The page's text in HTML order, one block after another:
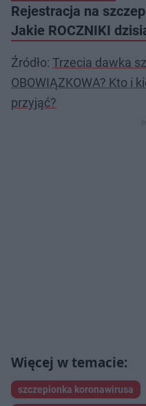
Rejestracja na
Jakie ROCZNIKI
Źródło: Trzecia dawka
OBOWIĄZKOWA? Kto i
przyjąć?
szczepionka koronawirusa